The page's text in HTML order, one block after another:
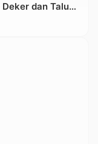
dan Talut
Lembang